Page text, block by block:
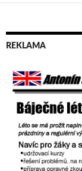
REKLAMA